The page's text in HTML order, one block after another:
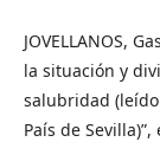
JOVELLANOS,
la situación y
salubridad
País de